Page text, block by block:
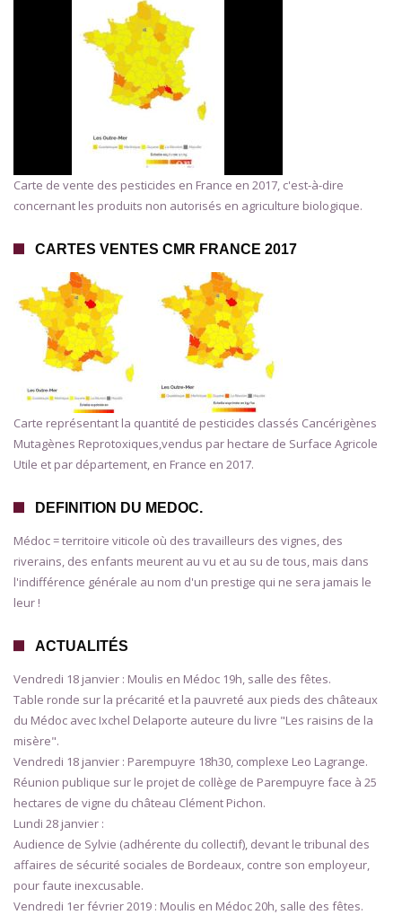
Carte de vente des pesticides en France en 2017, c'est-à-dire
concernant les produits non autorisés en agriculture biologique.
CARTES VENTES CMR FRANCE 2017
Carte représentant la quantité de pesticides classés Cancérigènes
Mutagènes Reprotoxiques,vendus par hectare de Surface Agricole
Utile et par département, en France en 2017.
DEFINITION DU MEDOC.
Médoc = territoire viticole où des travailleurs des vignes, des
riverains, des enfants meurent au vu et au su de tous, mais dans
l'indifférence générale au nom d'un prestige qui ne sera jamais le
leur !
ACTUALITÉS
Vendredi 18 janvier : Moulis en Médoc 19h, salle des fêtes.
Table ronde sur la précarité et la pauvreté aux pieds des châteaux
du Médoc avec Ixchel Delaporte auteure du livre "Les raisins de la
misère".
Vendredi 18 janvier : Parempuyre 18h30, complexe Leo Lagrange.
Réunion publique sur le projet de collège de Parempuyre face à 25
hectares de vigne du château Clément Pichon.
Lundi 28 janvier :
Audience de Sylvie (adhérente du collectif), devant le tribunal des
affaires de sécurité sociales de Bordeaux, contre son employeur,
pour faute inexcusable.
Vendredi 1er février 2019 : Moulis en Médoc 20h, salle des fêtes.